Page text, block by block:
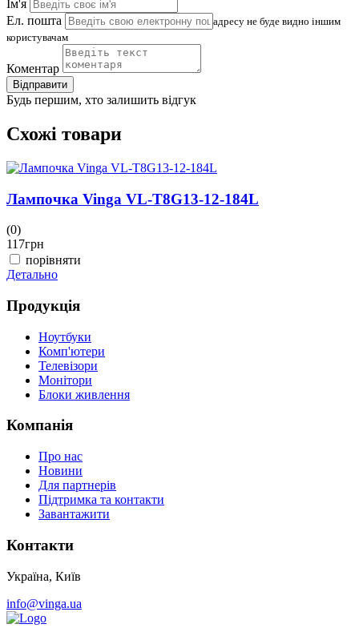
Ім'я
Ел. пошта
адресу не буде видно іншим
користувачам
Коментар
Відправити
Будь першим, хто залишить відгук
Схожі товари
Лампочка Vinga VL-T8G13-12-184L
(0)
117грн
порівняти
Детально
Продукція
Ноутбуки
Комп'ютери
Телевізори
Монітори
Блоки живлення
Компанія
Про нас
Новини
Для партнерів
Підтримка та контакти
Завантажити
Контакти
Україна, Київ
info@vinga.ua